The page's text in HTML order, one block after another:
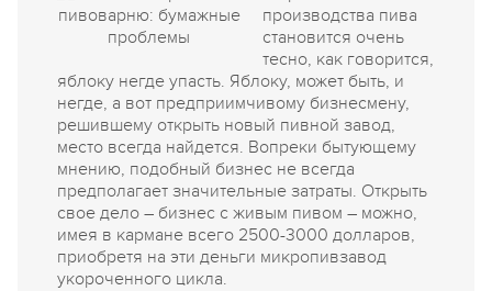
производства пива
становится очень
тесно, как говорится,
яблоку негде упасть. Яблоку, может быть, и
негде, а вот предприимчивому бизнесмену,
решившему открыть новый пивной завод,
место всегда найдется. Вопреки бытующему
мнению, подобный бизнес не всегда
предполагает значительные затраты. Открыть
свое дело – бизнес с живым пивом – можно,
имея в кармане всего 2500-3000 долларов,
приобретя на эти деньги микропивзавод
укороченного цикла.